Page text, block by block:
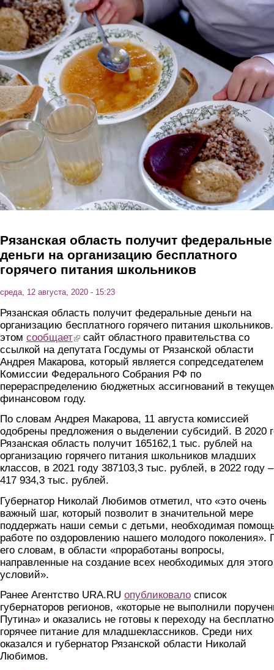
Перейти к основному содержанию
Рязанская область получит федеральные
деньги на организацию бесплатного
горячего питания школьников
среда, 12 августа, 2020 - 15:23
Рязанская область получит федеральные деньги на
организацию бесплатного горячего питания
этом сообщает(link is external)
сайт областного правительства со
ссылкой на депутата Госдумы от Рязанской области
Андрея Макарова, который является сопредседателем
Комиссии Федерального Собрания РФ по
перераспределению бюджетных ассигнований в
финансовом году.
По словам Андрея Макарова, 11 августа комиссией
одобрены предложения о выделении субсидий. В 2020
Рязанская область получит 165162,1 тыс. рублей на
организацию горячего питания школьников младших
классов, в 2021 году 387103,3 тыс. рублей, в 2022 году –
417 934,3 тыс. рублей.
Губернатор Николай Любимов отметил, что «это очень
важный шаг, который позволит в значительной мере
поддержать наши семьи с детьми, необходимая
работе по оздоровлению нашего молодого поколения».
его словам, в области «проработаны вопросы,
направленные на создание всех необходимых для этого
условий».
Ранее Агентство URA.RU опубликовало список
губернаторов регионов, «которые не выполнили
Путина» и оказались не готовы к переходу на
горячее питание для младшеклассников. Среди них
оказался и губернатор Рязанской области Николай
Любимов.